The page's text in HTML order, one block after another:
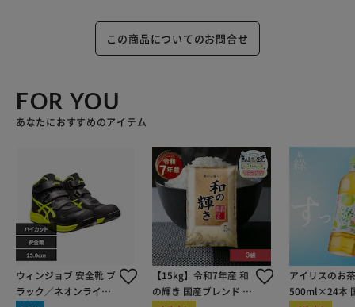
この商品についてのお問合せ
FOR YOU
あなたにおすすめのアイテム
ウィンジョブ 安全靴 ブ
ラック／ネオンライム
【15kg】令和7年産 和
の輝き 国産ブレンド 5
アイリスのお
500ml×24本